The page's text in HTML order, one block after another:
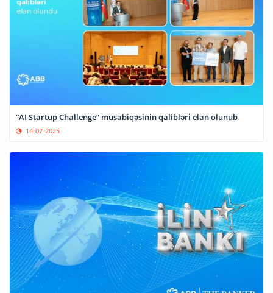
“AI Startup Challenge” müsabiqəsinin qalibləri elan olunub
14-07-2025